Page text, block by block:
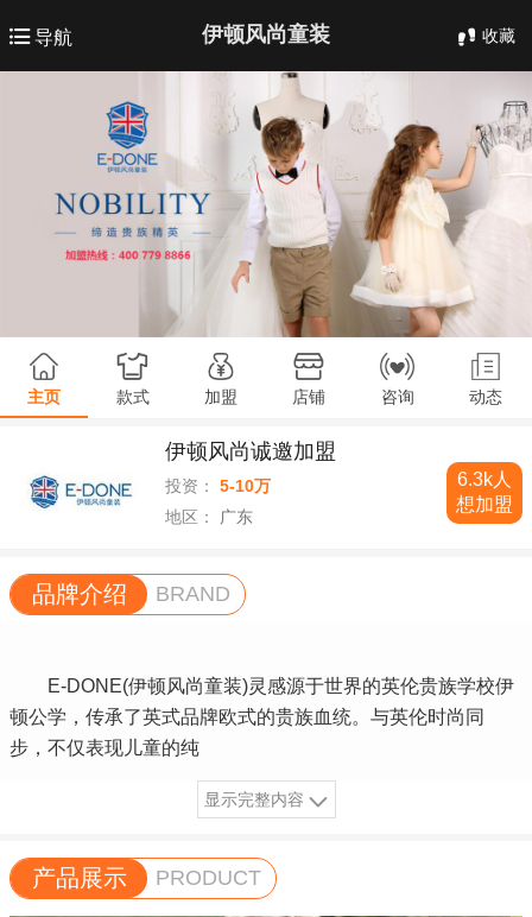
导航 伊顿风尚童装 收藏
主页 款式 加盟 店铺 咨询 动态
伊顿风尚诚邀加盟
投资：
5-10万
地区：
广东
6.3k人
想加盟
品牌介绍 BRAND
E-DONE(伊顿风尚童装)灵感源于世界的英伦贵族学校伊
顿公学，传承了英式品牌欧式的贵族血统。与英伦时尚同
步，不仅表现儿童的纯
显示完整内容
产品展示 PRODUCT